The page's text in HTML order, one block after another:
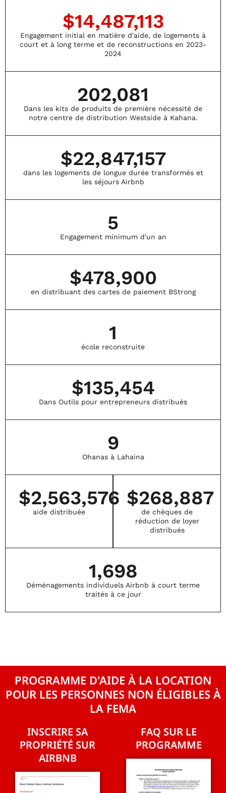
passionné(e) par le
service, la
communauté et
l’aide aux
nous serions ravis
rencontrer.
à :
Veuillez indiquer le
poste pour lequel
vous postulez dans
mail.
et plus résilient —
une reconstruction
à la fois.
158 0
Nous avons hâte
de vous y voir !
Engagement initial en matière d'aide, de logements à
court et à long terme et de reconstructions en 2023-
2024
$15,000,000
Dans les kits de produits de première nécessité de
notre centre de distribution Westside à Kahana.
202,081
dans les logements de longue durée transformés et
les séjours Airbnb
$22,847,157
Engagement minimum d'un an
5
en distribuant des cartes de paiement BStrong
$478,900
école reconstruite
1
Dans Outils pour entrepreneurs distribués
$135,454
Ohanas à Lahaina
9
aide distribuée
$2,563,576
de chèques de
réduction de loyer
distribués
$268,887
Déménagements individuels Airbnb à court terme
traités à ce jour
1,698
PROGRAMME D'AIDE À LA LOCATION
POUR LES PERSONNES NON ÉLIGIBLES À
LA FEMA
INSCRIRE SA
PROPRIÉTÉ SUR
AIRBNB
FAQ SUR LE
PROGRAMME